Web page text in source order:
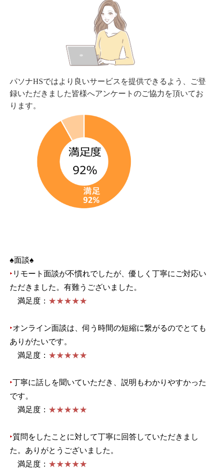
パソナHSではより良いサービスを提供できるよう、ご登
録いただきました皆様へアンケートのご協力を頂いてお
ります。
♠面談♠
‣ リモート面談が不慣れでしたが、優しく丁寧にご対応い
ただきました。有難うございました。
満足度： ★★★★★
‣オンライン面談は、伺う時間の短縮に繋がるのでとても
ありがたいです。
満足度： ★★★★★
‣丁寧に話しを聞いていただき、説明もわかりやすかった
です。
満足度： ★★★★★
‣質問をしたことに対して丁寧に回答していただきまし
た。ありがとうございました。
満足度： ★★★★★